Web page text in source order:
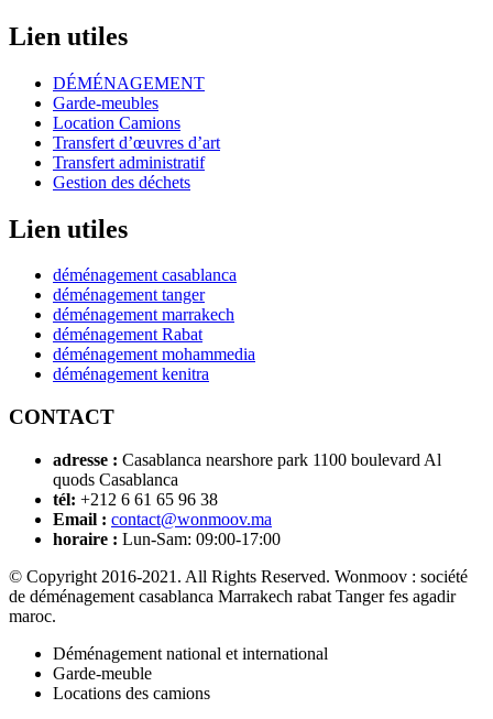
Lien utiles
DÉMÉNAGEMENT
Garde-meubles
Location Camions
Transfert d’œuvres d’art
Transfert administratif
Gestion des déchets
Lien utiles
déménagement casablanca
déménagement tanger
déménagement marrakech
déménagement Rabat
déménagement mohammedia
déménagement kenitra
CONTACT
adresse : Casablanca nearshore park 1100 boulevard Al
quods Casablanca
tél: +212 6 61 65 96 38
Email : contact@wonmoov.ma
horaire : Lun-Sam: 09:00-17:00
© Copyright 2016-2021. All Rights Reserved. Wonmoov : société
de déménagement casablanca Marrakech rabat Tanger fes agadir
maroc.
Déménagement national et international
Garde-meuble
Locations des camions